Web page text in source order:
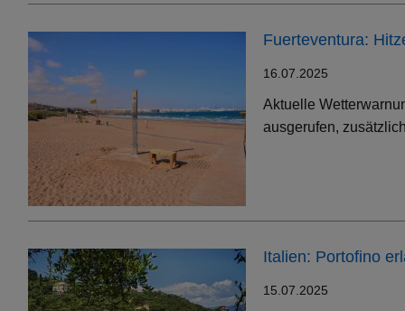
Fuerteventura:
16.07.2025
Aktuelle
ausgerufen,
Italien: Portofino
15.07.2025